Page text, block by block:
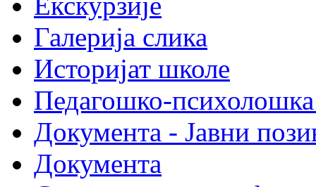
Галерија слика
Историјат школе
Педагошко-психолошка
Документа - Јавни
Документа